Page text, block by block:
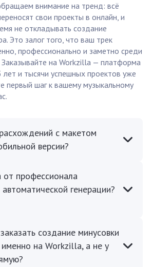
внимание на тренд: всё
свои проекты в онлайн, и
не откладывать создание
Это залог того, что ваш трек
профессионально и заметно среди
Заказывайте на Workzilla — платформа
и тысячи успешных проектов уже
первый шаг к вашему музыкальному
с макетом
версии?
от профессионала
генерации?
создание минусовки
на Workzilla, а не у